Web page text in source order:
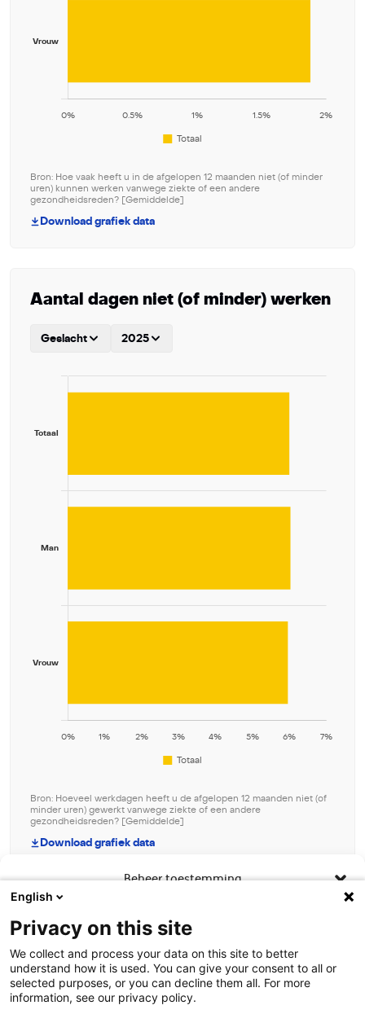
Beheer toestemming
cookies om informatie over je apparaat op te slaan en/of te raadplegen.
surfgedrag of unieke ID's op deze site verwerken. Als je geen toestemming
geeft of uw toestemming intrekt, kan dit een nadelige invloed hebben op
bepaalde functies en mogelijkheden.
Bron: Hoe vaak heeft u in de afgelopen 12 maanden niet (of minder
uren) kunnen werken vanwege ziekte of een andere
gezondheidsreden? [Gemiddelde]
Download grafiek data
Aantal dagen niet (of minder) werken
Geslacht 2025
Bron: Hoeveel werkdagen heeft u de afgelopen 12 maanden niet (of
minder uren) gewerkt vanwege ziekte of een andere
gezondheidsreden? [Gemiddelde]
Download grafiek data
Contact
English
Privacy on this site
We collect and process your data on this site to better
understand how it is used. You can give your consent to all or
selected purposes, or you can decline them all. For more
information, see our privacy policy.